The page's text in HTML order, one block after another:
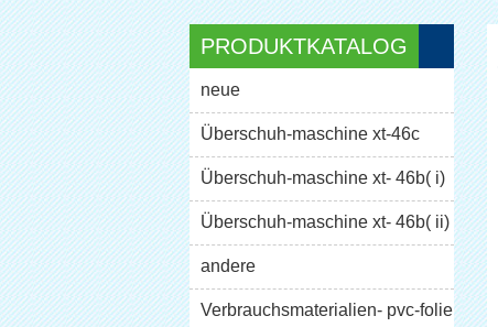
PRODUKTKATALOG
neue
Überschuh-maschine xt-46c
Überschuh-maschine xt- 46b( i)
Überschuh-maschine xt- 46b( ii)
andere
Verbrauchsmaterialien- pvc-folie
Schaukasten